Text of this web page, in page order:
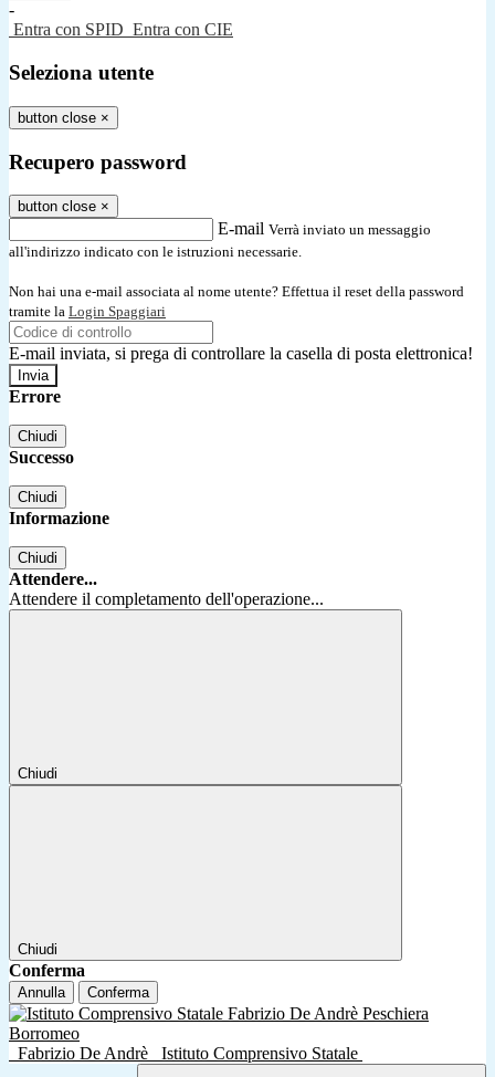
-
Entra con SPID Entra con CIE
Seleziona utente
button close ×
Recupero password
button close ×
E-mail Verrà inviato un messaggio
all'indirizzo indicato con le istruzioni necessarie.
Non hai una e-mail associata al nome utente? Effettua il reset della password
tramite la Login Spaggiari
E-mail inviata, si prega di controllare la casella di posta elettronica!
Errore
Chiudi
Successo
Chiudi
Informazione
Chiudi
Attendere...
Attendere il completamento dell'operazione...
Chiudi
Chiudi
Conferma
Annulla Conferma
Fabrizio De Andrè Istituto Comprensivo Statale